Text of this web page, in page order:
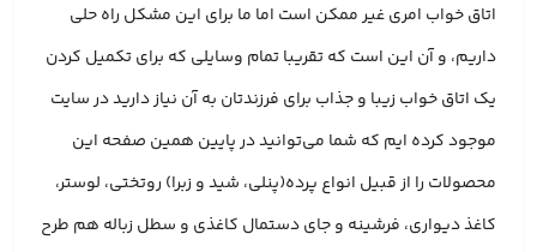
اتاق خواب امری غیر ممکن است اما ما برای این مشکل راه حلی
داریم، و آن این است که تقریبا تمام وسایلی که برای تکمیل کردن
یک اتاق خواب زیبا و جذاب برای فرزندتان به آن نیاز دارید در سایت
موجود کرده ایم که شما می‌توانید در پایین همین صفحه این
محصولات را از قبیل انواع پرده(پنلی، شید و زبرا) روتختی، لوستر،
کاغذ دیواری، فرشینه و جای دستمال کاغذی و سطل زباله هم طرح